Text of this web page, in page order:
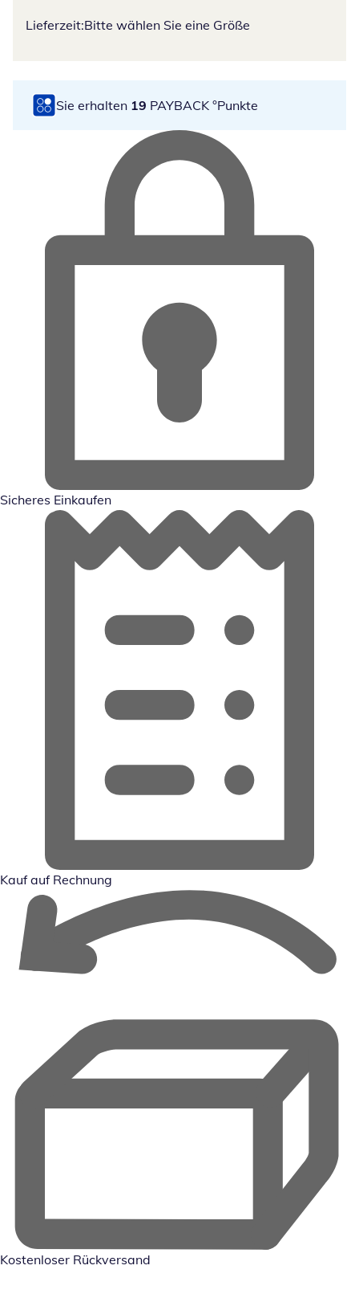
Lieferzeit:Bitte wählen Sie eine Größe
Sie erhalten 19 PAYBACK °Punkte
Sicheres Einkaufen
Kauf auf Rechnung
Kostenloser Rückversand